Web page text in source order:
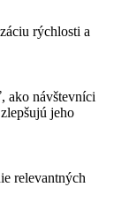
rýchlosti a
ako návštevníci
jeho
relevantných